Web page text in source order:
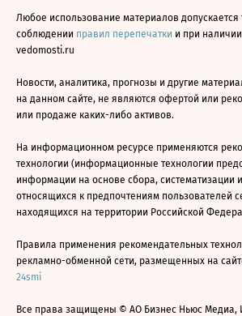
Любое использование материалов допускается
соблюдении правил перепечатки и при
vedomosti.ru
Новости, аналитика, прогнозы и другие
на данном сайте, не являются офертой или
или продаже каких-либо активов.
На информационном ресурсе применяются
технологии (информационные технологии
информации на основе сбора, систематизации
относящихся к предпочтениям пользователей
находящихся на территории Российской
Правила применения рекомендательных
рекламно-обменной сети, размещенных на
24smi
Все права защищены © АО Бизнес Ньюс